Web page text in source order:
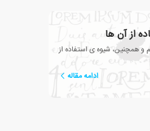
از آن ها
همچنین، شیوه ی استفاده از
ادامه مقاله